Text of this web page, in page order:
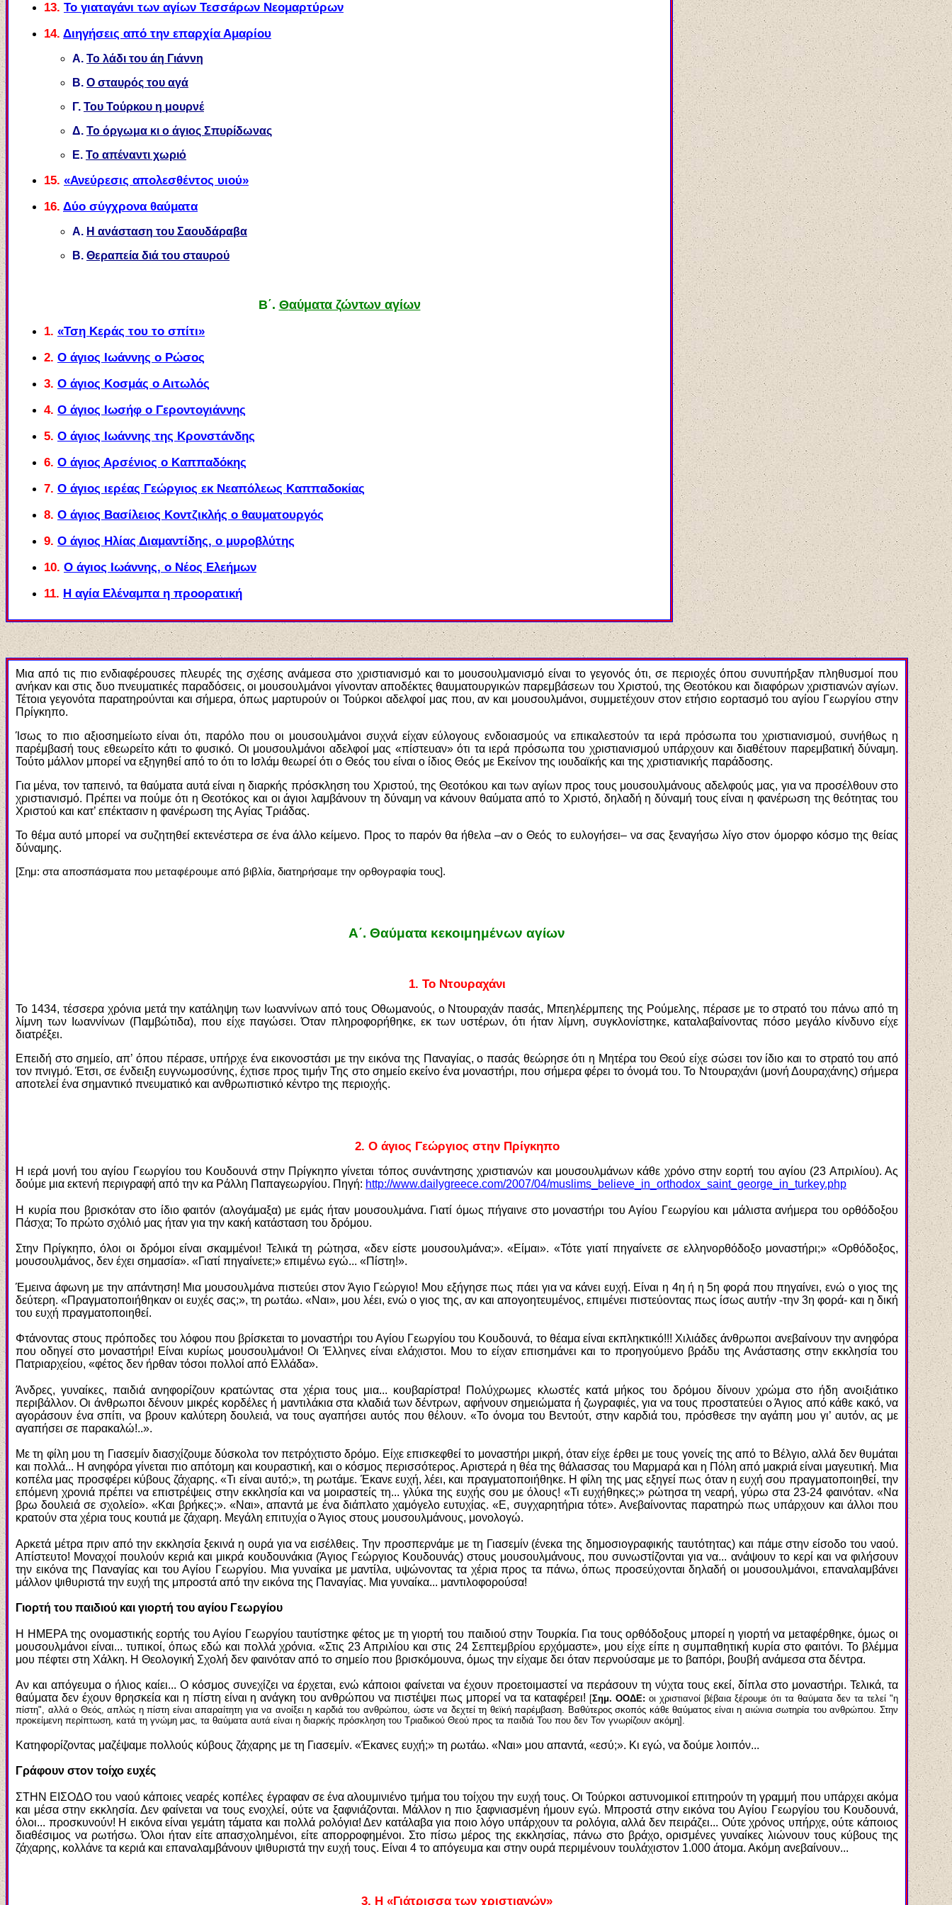
13. Το γιαταγάνι των αγίων Τεσσάρων Νεομαρτύρων
14. Διηγήσεις από την επαρχία Αμαρίου
Α. Το λάδι του άη Γιάννη
Β. Ο σταυρός του αγά
Γ. Του Τούρκου η μουρνέ
Δ. Το όργωμα κι ο άγιος Σπυρίδωνας
Ε. Το απέναντι χωριό
15. «Ανεύρεσις απολεσθέντος υιού»
16. Δύο σύγχρονα θαύματα
Α. Η ανάσταση του Σαουδάραβα
Β. Θεραπεία διά του σταυρού
Β΄. Θαύματα ζώντων αγίων
1. «Τση Κεράς του το σπίτι»
2. Ο άγιος Ιωάννης ο Ρώσος
3. Ο άγιος Κοσμάς ο Αιτωλός
4. Ο άγιος Ιωσήφ ο Γεροντογιάννης
5. Ο άγιος Ιωάννης της Κρονστάνδης
6. Ο άγιος Αρσένιος ο Καππαδόκης
7. Ο άγιος ιερέας Γεώργιος εκ Νεαπόλεως Καππαδοκίας
8. Ο άγιος Βασίλειος Κοντζικλής ο θαυματουργός
9. Ο άγιος Ηλίας Διαμαντίδης, ο μυροβλύτης
10. Ο άγιος Ιωάννης, ο Νέος Ελεήμων
11. Η αγία Ελέναμπα η προορατική
Μια από τις πιο ενδιαφέρουσες πλευρές της σχέσης ανάμεσα στο χριστιανισμό και το μουσουλμανισμό είναι το γεγονός ότι, σε περιοχές όπου συνυπήρξαν πληθυσμοί που
ανήκαν και στις δυο πνευματικές παραδόσεις, οι μουσουλμάνοι γίνονταν αποδέκτες θαυματουργικών παρεμβάσεων του Χριστού, της Θεοτόκου και διαφόρων χριστιανών αγίων.
Τέτοια γεγονότα παρατηρούνται και σήμερα, όπως μαρτυρούν οι Τούρκοι αδελφοί μας που, αν και μουσουλμάνοι, συμμετέχουν στον ετήσιο εορτασμό του αγίου Γεωργίου στην
Πρίγκηπο.
Ίσως το πιο αξιοσημείωτο είναι ότι, παρόλο που οι μουσουλμάνοι συχνά είχαν εύλογους ενδοιασμούς να επικαλεστούν τα ιερά πρόσωπα του χριστιανισμού, συνήθως η
παρέμβασή τους εθεωρείτο κάτι το φυσικό. Οι μουσουλμάνοι αδελφοί μας «πίστευαν» ότι τα ιερά πρόσωπα του χριστιανισμού υπάρχουν και διαθέτουν παρεμβατική δύναμη.
Τούτο μάλλον μπορεί να εξηγηθεί από το ότι το Ισλάμ θεωρεί ότι ο Θεός του είναι ο ίδιος Θεός με Εκείνον της ιουδαϊκής και της χριστιανικής παράδοσης.
Για μένα, τον ταπεινό, τα θαύματα αυτά είναι η διαρκής πρόσκληση του Χριστού, της Θεοτόκου και των αγίων προς τους μουσουλμάνους αδελφούς μας, για να προσέλθουν στο
χριστιανισμό. Πρέπει να πούμε ότι η Θεοτόκος και οι άγιοι λαμβάνουν τη δύναμη να κάνουν θαύματα από το Χριστό, δηλαδή η δύναμή τους είναι η φανέρωση της θεότητας του
Χριστού και κατ’ επέκτασιν η φανέρωση της Αγίας Τριάδας.
Το θέμα αυτό μπορεί να συζητηθεί εκτενέστερα σε ένα άλλο κείμενο. Προς το παρόν θα ήθελα –αν ο Θεός το ευλογήσει– να σας ξεναγήσω λίγο στον όμορφο κόσμο της θείας
δύναμης.
[Σημ: στα αποσπάσματα που μεταφέρουμε από βιβλία, διατηρήσαμε την ορθογραφία τους].
Α΄. Θαύματα κεκοιμημένων αγίων
1. Το Ντουραχάνι
Το 1434, τέσσερα χρόνια μετά την κατάληψη των Ιωαννίνων από τους Οθωμανούς, ο Ντουραχάν πασάς, Μπεηλέρμπεης της Ρούμελης, πέρασε με το στρατό του πάνω από τη
λίμνη των Ιωαννίνων (Παμβώτιδα), που είχε παγώσει. Όταν πληροφορήθηκε, εκ των υστέρων, ότι ήταν λίμνη, συγκλονίστηκε, καταλαβαίνοντας πόσο μεγάλο κίνδυνο είχε
διατρέξει.
Επειδή στο σημείο, απ’ όπου πέρασε, υπήρχε ένα εικονοστάσι με την εικόνα της Παναγίας, ο πασάς θεώρησε ότι η Μητέρα του Θεού είχε σώσει τον ίδιο και το στρατό του από
τον πνιγμό. Έτσι, σε ένδειξη ευγνωμοσύνης, έχτισε προς τιμήν Της στο σημείο εκείνο ένα μοναστήρι, που σήμερα φέρει το όνομά του. Το Ντουραχάνι (μονή Δουραχάνης) σήμερα
αποτελεί ένα σημαντικό πνευματικό και ανθρωπιστικό κέντρο της περιοχής.
2. Ο άγιος Γεώργιος στην Πρίγκηπο
Η ιερά μονή του αγίου Γεωργίου του Κουδουνά στην Πρίγκηπο γίνεται τόπος συνάντησης χριστιανών και μουσουλμάνων κάθε χρόνο στην εορτή του αγίου (23 Απριλίου). Ας
δούμε μια εκτενή περιγραφή από την κα Ράλλη Παπαγεωργίου. Πηγή: http://www.dailygreece.com/2007/04/muslims_believe_in_orthodox_saint_george_in_turkey.php
H κυρία που βρισκόταν στο ίδιο φαιτόν (αλογάμαξα) με εμάς ήταν μουσουλμάνα. Γιατί όμως πήγαινε στο μοναστήρι του Αγίου Γεωργίου και μάλιστα ανήμερα του ορθόδοξου
Πάσχα; Το πρώτο σχόλιό μας ήταν για την κακή κατάσταση του δρόμου.
Στην Πρίγκηπο, όλοι οι δρόμοι είναι σκαμμένοι! Τελικά τη ρώτησα, «δεν είστε μουσουλμάνα;». «Είμαι». «Τότε γιατί πηγαίνετε σε ελληνορθόδοξο μοναστήρι;» «Ορθόδοξος,
μουσουλμάνος, δεν έχει σημασία». «Γιατί πηγαίνετε;» επιμένω εγώ... «Πίστη!».
Έμεινα άφωνη με την απάντηση! Μια μουσουλμάνα πιστεύει στον Άγιο Γεώργιο! Μου εξήγησε πως πάει για να κάνει ευχή. Είναι η 4η ή η 5η φορά που πηγαίνει, ενώ ο γιος της
δεύτερη. «Πραγματοποιήθηκαν οι ευχές σας;», τη ρωτάω. «Ναι», μου λέει, ενώ ο γιος της, αν και απογοητευμένος, επιμένει πιστεύοντας πως ίσως αυτήν -την 3η φορά- και η δική
του ευχή πραγματοποιηθεί.
Φτάνοντας στους πρόποδες του λόφου που βρίσκεται το μοναστήρι του Αγίου Γεωργίου του Κουδουνά, το θέαμα είναι εκπληκτικό!!! Χιλιάδες άνθρωποι ανεβαίνουν την ανηφόρα
που οδηγεί στο μοναστήρι! Είναι κυρίως μουσουλμάνοι! Οι Έλληνες είναι ελάχιστοι. Μου το είχαν επισημάνει και το προηγούμενο βράδυ της Ανάστασης στην εκκλησία του
Πατριαρχείου, «φέτος δεν ήρθαν τόσοι πολλοί από Ελλάδα».
Άνδρες, γυναίκες, παιδιά ανηφορίζουν κρατώντας στα χέρια τους μια... κουβαρίστρα! Πολύχρωμες κλωστές κατά μήκος του δρόμου δίνουν χρώμα στο ήδη ανοιξιάτικο
περιβάλλον. Οι άνθρωποι δένουν μικρές κορδέλες ή μαντιλάκια στα κλαδιά των δέντρων, αφήνουν σημειώματα ή ζωγραφιές, για να τους προστατεύει ο Άγιος από κάθε κακό, να
αγοράσουν ένα σπίτι, να βρουν καλύτερη δουλειά, να τους αγαπήσει αυτός που θέλουν. «Το όνομα του Βεντούτ, στην καρδιά του, πρόσθεσε την αγάπη μου γι’ αυτόν, ας με
αγαπήσει σε παρακαλώ!..».
Με τη φίλη μου τη Γιασεμίν διασχίζουμε δύσκολα τον πετρόχτιστο δρόμο. Είχε επισκεφθεί το μοναστήρι μικρή, όταν είχε έρθει με τους γονείς της από το Βέλγιο, αλλά δεν θυμάται
και πολλά... Η ανηφόρα γίνεται πιο απότομη και κουραστική, και ο κόσμος περισσότερος. Αριστερά η θέα της θάλασσας του Μαρμαρά και η Πόλη από μακριά είναι μαγευτική. Μια
κοπέλα μας προσφέρει κύβους ζάχαρης. «Τι είναι αυτό;», τη ρωτάμε. Έκανε ευχή, λέει, και πραγματοποιήθηκε. Η φίλη της μας εξηγεί πως όταν η ευχή σου πραγματοποιηθεί, την
επόμενη χρονιά πρέπει να επιστρέψεις στην εκκλησία και να μοιραστείς τη... γλύκα της ευχής σου με όλους! «Τι ευχήθηκες;» ρώτησα τη νεαρή, γύρω στα 23-24 φαινόταν. «Να
βρω δουλειά σε σχολείο». «Και βρήκες;». «Ναι», απαντά με ένα διάπλατο χαμόγελο ευτυχίας. «Ε, συγχαρητήρια τότε». Ανεβαίνοντας παρατηρώ πως υπάρχουν και άλλοι που
κρατούν στα χέρια τους κουτιά με ζάχαρη. Μεγάλη επιτυχία ο Άγιος στους μουσουλμάνους, μονολογώ.
Αρκετά μέτρα πριν από την εκκλησία ξεκινά η ουρά για να εισέλθεις. Την προσπερνάμε με τη Γιασεμίν (ένεκα της δημοσιογραφικής ταυτότητας) και πάμε στην είσοδο του ναού.
Απίστευτο! Μοναχοί πουλούν κεριά και μικρά κουδουνάκια (Άγιος Γεώργιος Κουδουνάς) στους μουσουλμάνους, που συνωστίζονται για να... ανάψουν το κερί και να φιλήσουν
την εικόνα της Παναγίας και του Αγίου Γεωργίου. Μια γυναίκα με μαντίλα, υψώνοντας τα χέρια προς τα πάνω, όπως προσεύχονται δηλαδή οι μουσουλμάνοι, επαναλαμβάνει
μάλλον ψιθυριστά την ευχή της μπροστά από την εικόνα της Παναγίας. Μια γυναίκα... μαντιλοφορούσα!
Γιορτή του παιδιού και γιορτή του αγίου Γεωργίου
Η ΗΜΕΡΑ της ονομαστικής εορτής του Αγίου Γεωργίου ταυτίστηκε φέτος με τη γιορτή του παιδιού στην Τουρκία. Για τους ορθόδοξους μπορεί η γιορτή να μεταφέρθηκε, όμως οι
μουσουλμάνοι είναι... τυπικοί, όπως εδώ και πολλά χρόνια. «Στις 23 Απριλίου και στις 24 Σεπτεμβρίου ερχόμαστε», μου είχε είπε η συμπαθητική κυρία στο φαιτόνι. Το βλέμμα
μου πέφτει στη Χάλκη. Η Θεολογική Σχολή δεν φαινόταν από το σημείο που βρισκόμουνα, όμως την είχαμε δει όταν περνούσαμε με το βαπόρι, βουβή ανάμεσα στα δέντρα.
Αν και απόγευμα ο ήλιος καίει... Ο κόσμος συνεχίζει να έρχεται, ενώ κάποιοι φαίνεται να έχουν προετοιμαστεί να περάσουν τη νύχτα τους εκεί, δίπλα στο μοναστήρι. Τελικά, τα
θαύματα δεν έχουν θρησκεία και η πίστη είναι η ανάγκη του ανθρώπου να πιστέψει πως μπορεί να τα καταφέρει! [Σημ. ΟΟΔΕ: οι χριστιανοί βέβαια ξέρουμε ότι τα θαύματα δεν τα τελεί "η
πίστη", αλλά ο Θεός, απλώς η πίστη είναι απαραίτητη για να ανοίξει η καρδιά του ανθρώπου, ώστε να δεχτεί τη θεϊκή παρέμβαση. Βαθύτερος σκοπός κάθε θαύματος είναι η αιώνια σωτηρία του ανθρώπου. Στην
προκείμενη περίπτωση, κατά τη γνώμη μας, τα θαύματα αυτά είναι η διαρκής πρόσκληση του Τριαδικού Θεού προς τα παιδιά Του που δεν Τον γνωρίζουν ακόμη].
Κατηφορίζοντας μαζέψαμε πολλούς κύβους ζάχαρης με τη Γιασεμίν. «Έκανες ευχή;» τη ρωτάω. «Ναι» μου απαντά, «εσύ;». Κι εγώ, να δούμε λοιπόν...
Γράφουν στον τοίχο ευχές
ΣΤΗΝ ΕΙΣΟΔΟ του ναού κάποιες νεαρές κοπέλες έγραφαν σε ένα αλουμινιένο τμήμα του τοίχου την ευχή τους. Οι Τούρκοι αστυνομικοί επιτηρούν τη γραμμή που υπάρχει ακόμα
και μέσα στην εκκλησία. Δεν φαίνεται να τους ενοχλεί, ούτε να ξαφνιάζονται. Μάλλον η πιο ξαφνιασμένη ήμουν εγώ. Μπροστά στην εικόνα του Αγίου Γεωργίου του Κουδουνά,
όλοι... προσκυνούν! Η εικόνα είναι γεμάτη τάματα και πολλά ρολόγια! Δεν κατάλαβα για ποιο λόγο υπάρχουν τα ρολόγια, αλλά δεν πειράζει... Ούτε χρόνος υπήρχε, ούτε κάποιος
διαθέσιμος να ρωτήσω. Όλοι ήταν είτε απασχολημένοι, είτε απορροφημένοι. Στο πίσω μέρος της εκκλησίας, πάνω στο βράχο, ορισμένες γυναίκες λιώνουν τους κύβους της
ζάχαρης, κολλάνε τα κεριά και επαναλαμβάνουν ψιθυριστά την ευχή τους. Είναι 4 το απόγευμα και στην ουρά περιμένουν τουλάχιστον 1.000 άτομα. Ακόμη ανεβαίνουν...
3. Η «Γιάτρισσα των χριστιανών»